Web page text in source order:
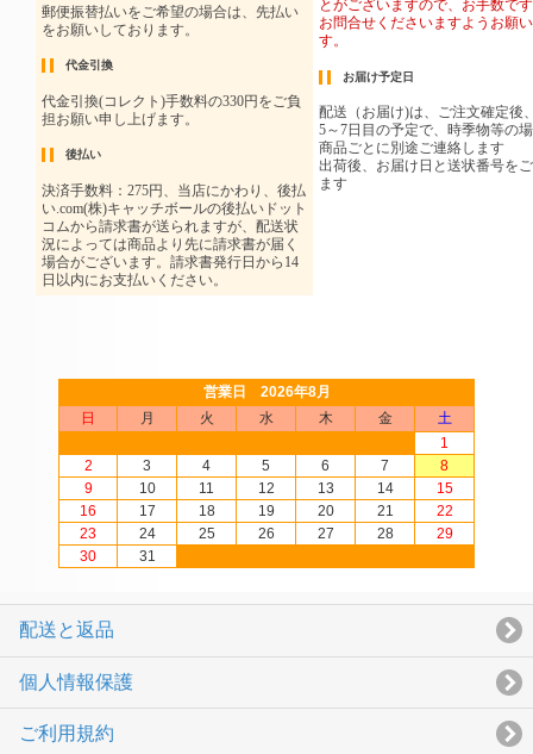
営業日 2026年8月
日
月 火 水 木 金
土
1
2
3 4 5 6 7
8
9
10 11 12 13 14
15
16
17 18 19 20 21
22
23
24 25 26 27 28
29
30
31
配送と返品
個人情報保護
ご利用規約